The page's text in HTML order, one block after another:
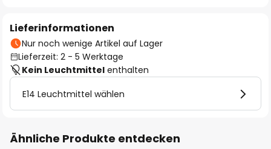
Lieferinformationen
Nur noch wenige Artikel auf Lager
Lieferzeit: 2 - 5 Werktage
Kein Leuchtmittel enthalten
E14 Leuchtmittel wählen
Ähnliche Produkte entdecken